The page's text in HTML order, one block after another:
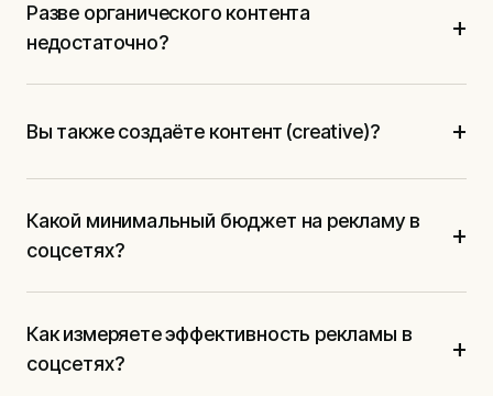
Разве органического контента
недостаточно?
+
Вы также создаёте контент (creative)? +
Какой минимальный бюджет на рекламу в
соцсетях?
+
Как измеряете эффективность рекламы в
соцсетях?
+